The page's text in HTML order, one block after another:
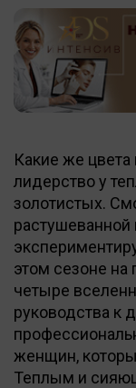
Какие же
лидерство у
золотистых.
растушеванной
этом сезоне на
четыре
руководства к
женщин,
Теплым и